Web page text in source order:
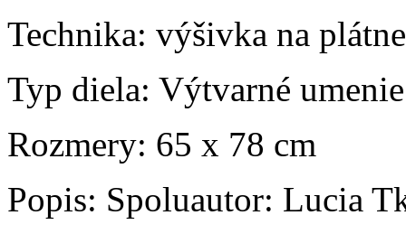
Technika: výšivka na
Typ diela: Výtvarné umenie
Rozmery: 65 x 78 cm
Popis: Spoluautor: Lucia